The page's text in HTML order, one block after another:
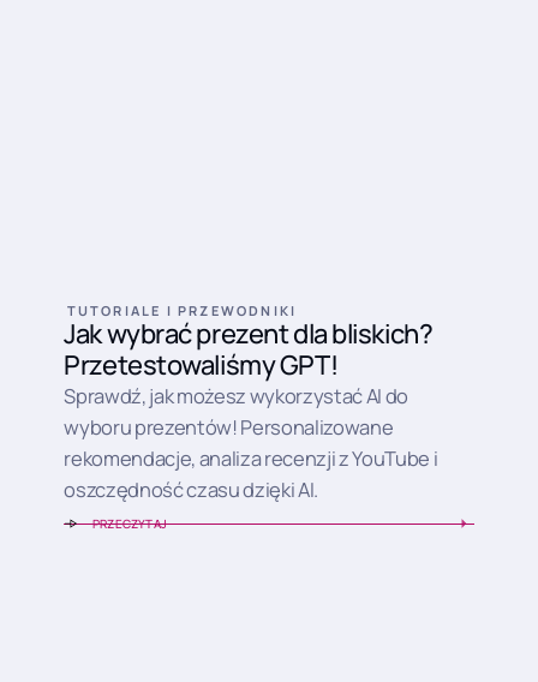
TUTORIALE I PRZEWODNIKI
Jak wybrać prezent dla bliskich?
Przetestowaliśmy GPT!
Sprawdź, jak możesz wykorzystać AI do
wyboru prezentów! Personalizowane
rekomendacje, analiza recenzji z YouTube i
oszczędność czasu dzięki AI.
PRZECZYTAJ